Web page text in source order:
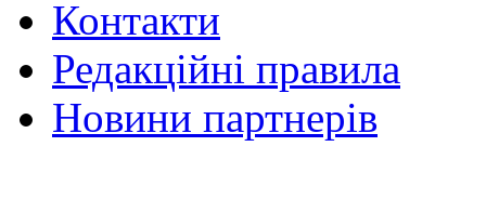
Контакти
Редакційні правила
Новини партнерів